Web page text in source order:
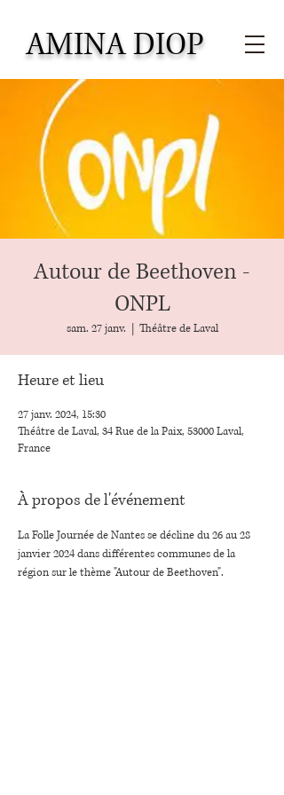
AMINA DIOP
Autour de Beethoven -
ONPL
sam. 27 janv. Théâtre de Laval
Heure et lieu
27 janv. 2024, 15:30
Théâtre de Laval, 34 Rue de la Paix, 53000 Laval,
France
À propos de l'événement
La Folle Journée de Nantes se décline du 26 au 28
janvier 2024 dans différentes communes de la
région sur le thème "Autour de Beethoven".